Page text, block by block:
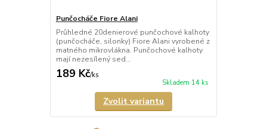
Punčocháče Fiore Alani
Průhledné 20denierové punčochové kalhoty
(punčocháče, silonky) Fiore Alani vyrobené z
matného mikrovlákna. Punčochové kalhoty
mají nezesílený sed...
189 Kč/ks
Skladem 14 ks
Zvolit variantu